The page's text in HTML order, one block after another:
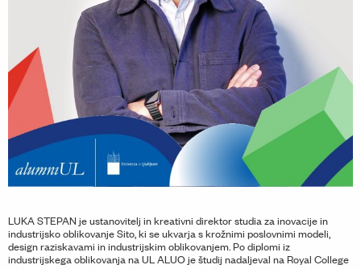
LUKA STEPAN je ustanovitelj in kreativni direktor studia za inovacije in
industrijsko oblikovanje Sito, ki se ukvarja s krožnimi poslovnimi modeli,
design raziskavami in industrijskim oblikovanjem. Po diplomi iz
industrijskega oblikovanja na UL ALUO je študij nadaljeval na Royal College